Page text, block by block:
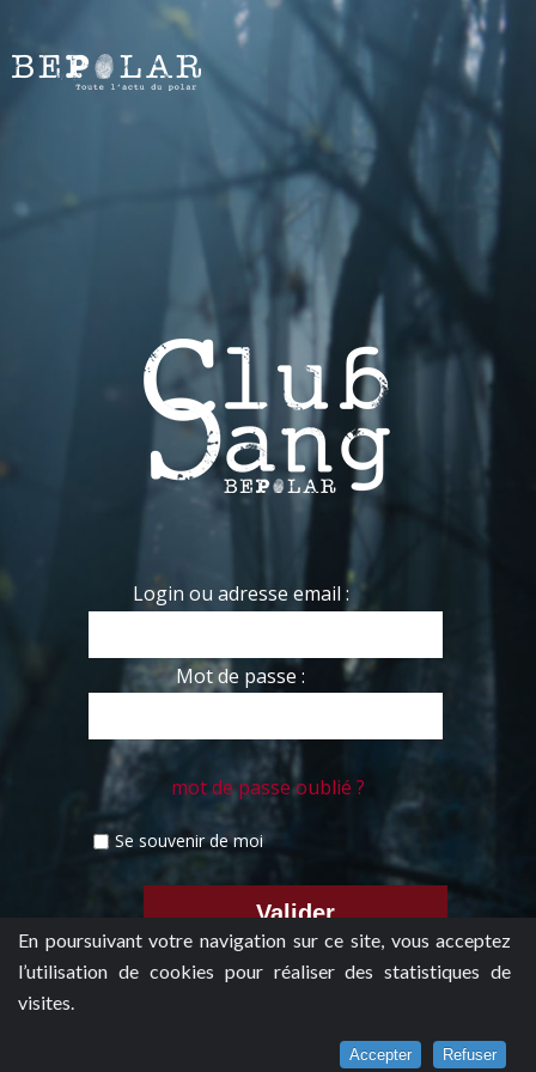
En poursuivant votre navigation sur ce site, vous acceptez
l’utilisation de cookies pour réaliser des statistiques de
visites.
Accepter Refuser
Login ou adresse email :
Mot de passe :
mot de passe oublié ?
Se souvenir de moi